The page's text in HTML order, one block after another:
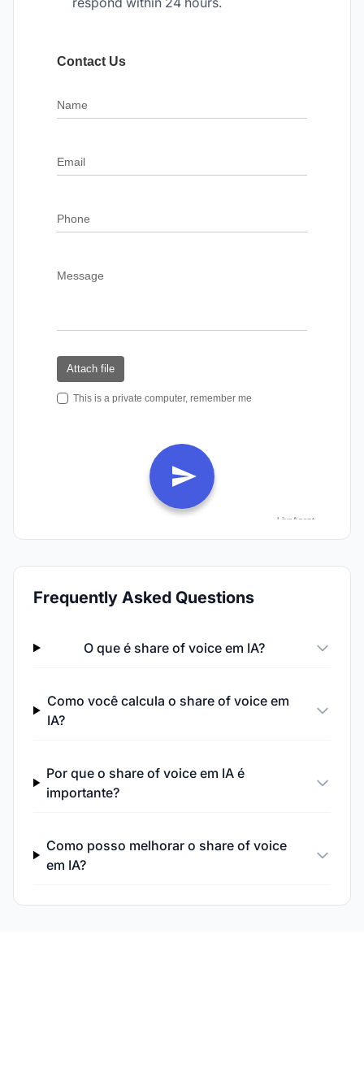
Frequently Asked Questions
O que é share of voice em IA?
Como você calcula o share of voice em
IA?
Por que o share of voice em IA é
importante?
Como posso melhorar o share of voice
em IA?